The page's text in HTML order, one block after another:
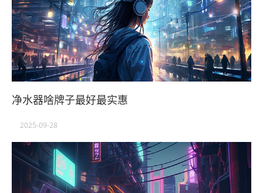
净水器啥牌子最好最实惠
2025-09-28